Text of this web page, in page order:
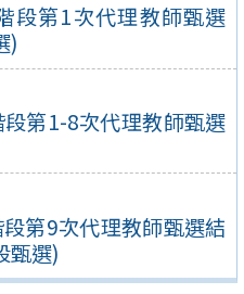
段第1次代理教師甄選
)
第1-8次代理教師甄選
第9次代理教師甄選結
甄選)